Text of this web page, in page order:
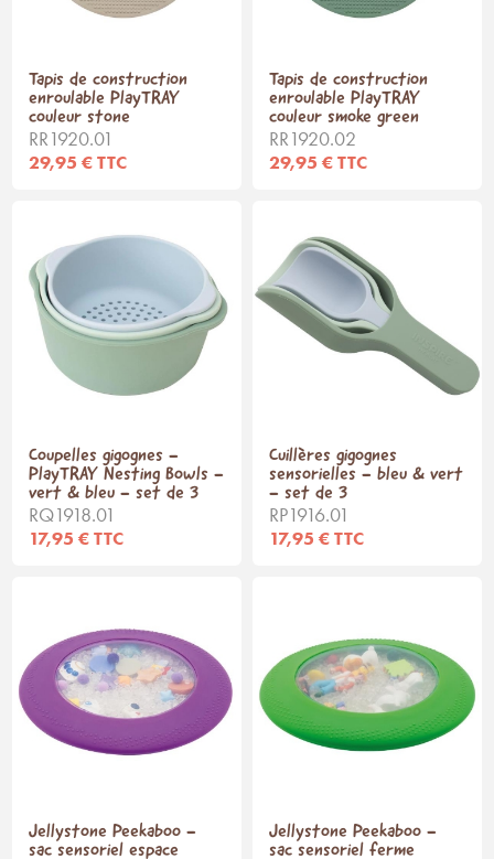
Tapis de construction
enroulable PlayTRAY
couleur stone
RR1920.01
29,95 € TTC
Tapis de construction
enroulable PlayTRAY
couleur smoke green
RR1920.02
29,95 € TTC
Coupelles gigognes -
PlayTRAY Nesting Bowls -
vert & bleu - set de 3
RQ1918.01
17,95 € TTC
Cuillères gigognes
sensorielles - bleu & vert
- set de 3
RP1916.01
17,95 € TTC
Jellystone Peekaboo -
sac sensoriel espace
Jellystone Peekaboo -
sac sensoriel ferme